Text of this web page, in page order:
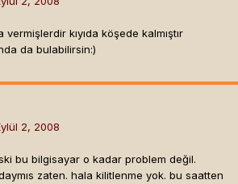
kıyıda köşede kalmıştır
da bulabilirsin:)
2, 2008
bu bilgisayar o kadar problem değil.
zaten. hala kilitlenme yok. bu saatten